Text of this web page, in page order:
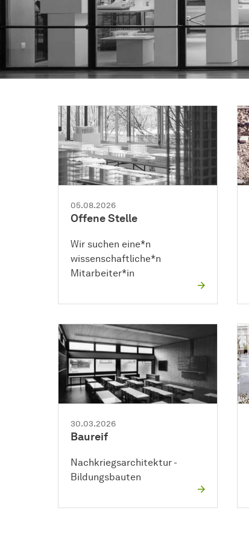
05.08.2026
Offene Stelle
Wir suchen eine*n
wissenschaftliche*n
Mitarbeiter*in
30.03.2026
Baureif
Nachkriegsarchitektur -
Bildungsbauten